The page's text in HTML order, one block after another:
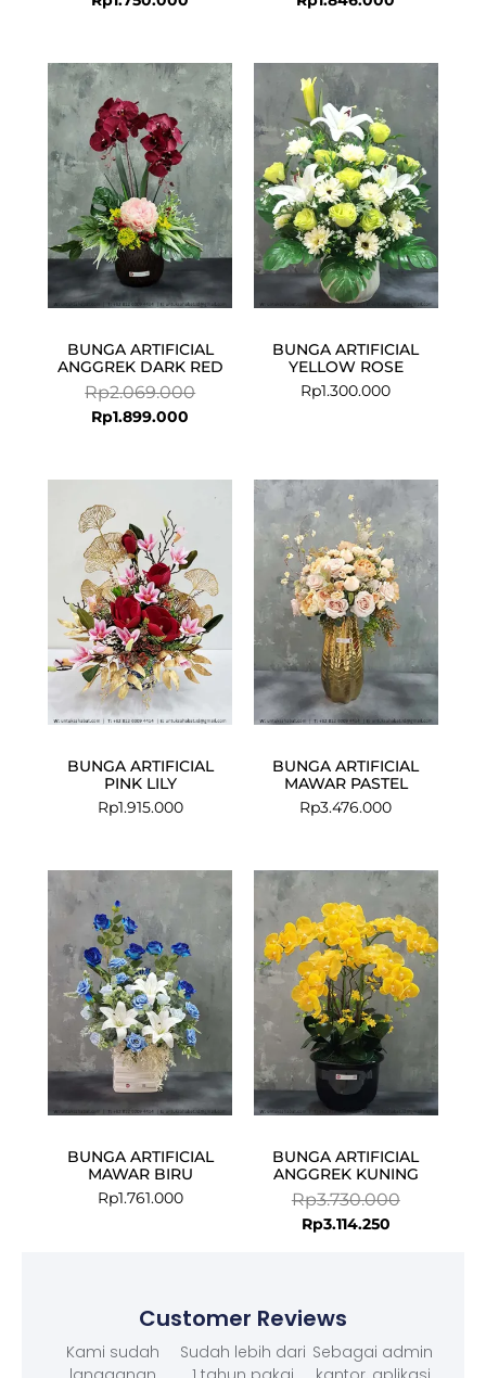
BUNGA ARTIFICIAL
ANGGREK DARK RED
Rp2.069.000
Original
price
was:
Rp2.069.000.
Rp1.899.000
Current
price
is:
Rp1.899.000.
BUNGA ARTIFICIAL
YELLOW ROSE
Rp1.300.000
BUNGA ARTIFICIAL
PINK LILY
Rp1.915.000
BUNGA ARTIFICIAL
MAWAR PASTEL
Rp3.476.000
BUNGA ARTIFICIAL
MAWAR BIRU
Rp1.761.000
BUNGA ARTIFICIAL
ANGGREK KUNING
Rp3.730.000
Original
price
was:
Rp3.114.250
Current
price
is:
Rp3.114.250.
Customer Reviews
Kami sudah
Sudah lebih dari Sebagai admin